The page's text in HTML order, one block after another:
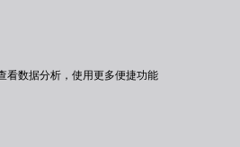
看数据分析，使用更多便捷功能